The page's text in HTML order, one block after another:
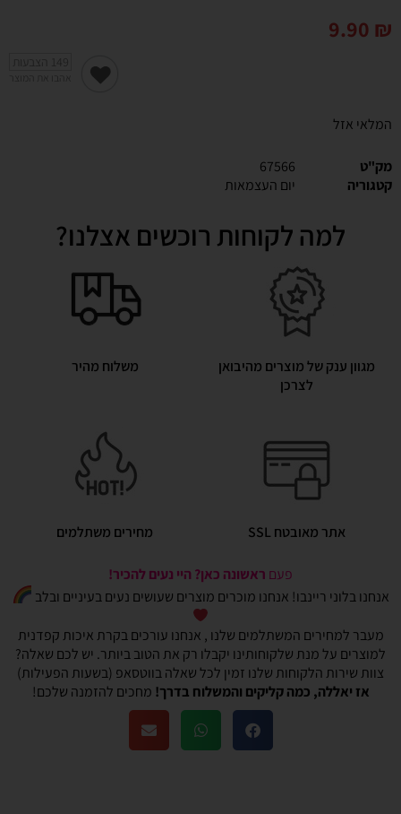
9.90 ₪
המלאי אזל
מק"ט
67566
קטגוריה
יום העצמאות
למה לקוחות רוכשים אצלנו?
מגוון ענק של מוצרים מהיבואן
לצרכן
משלוח מהיר
אתר מאובטח SSL מחירים משתלמים
פעם ראשונה כאן? היי נעים להכיר!
אנחנו בלוני ריינבו! אנחנו מוכרים מוצרים שעושים נעים בעיניים ובלב
מעבר למחירים המשתלמים שלנו , אנחנו עורכים בקרת איכות קפדנית
למוצרים על מנת שלקוחותינו יקבלו רק את הטוב ביותר. יש לכם שאלה?
צוות שירות הלקוחות שלנו זמין לכל שאלה בווטסאפ (בשעות הפעילות)
אז יאללה, כמה קליקים והמשלוח בדרך! מחכים להזמנה שלכם!